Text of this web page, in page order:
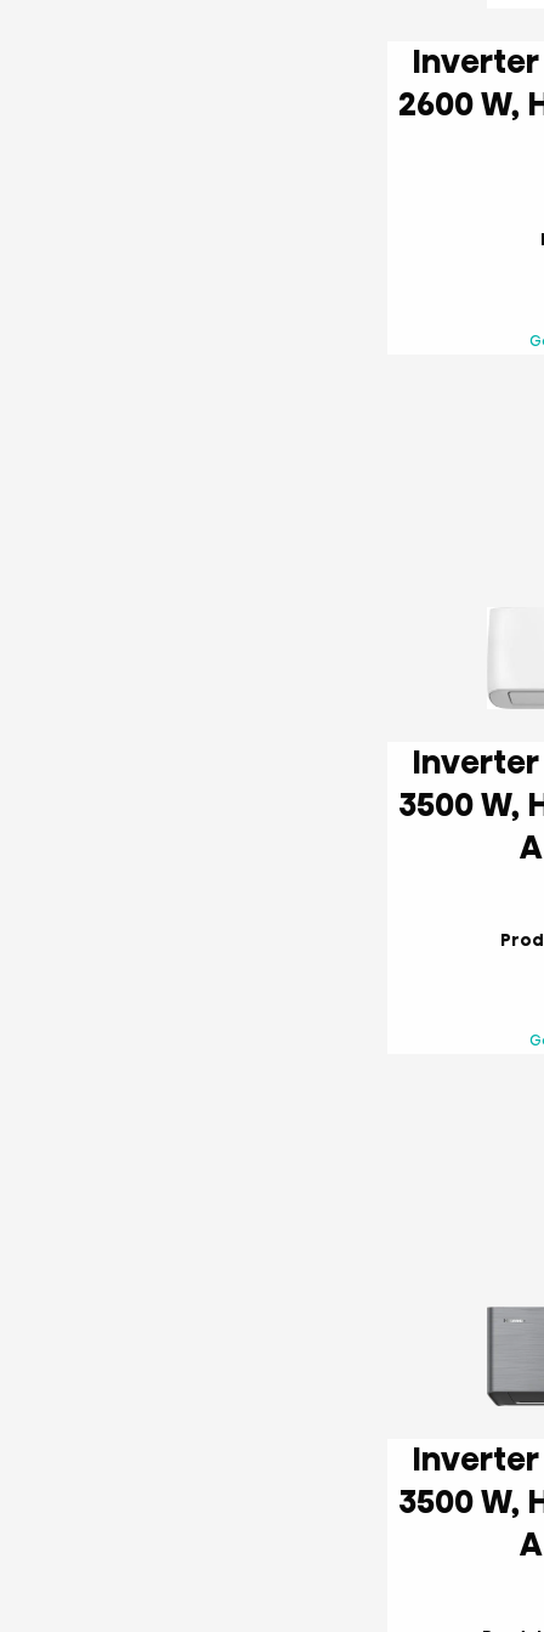
Inverter Oro
2600 W, HI-NANO sterilization,
Inverter Oro
3500 W, HI-NANO sterilization,
Inverter Oro
3500 W, HI-NANO sterilization,